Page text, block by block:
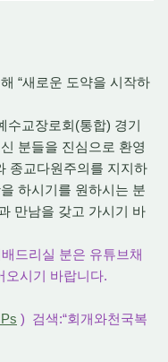
“새로운 도약을 시작하
수교장로회(통합) 경기
분들을 진심으로 환영
종교다원주의를 지지하
하시기를 원하시는 분
만남을 갖고 가시기 바
드리실 분은 유튜브채
오시기 바랍니다.
) 검색:“회개와천국복